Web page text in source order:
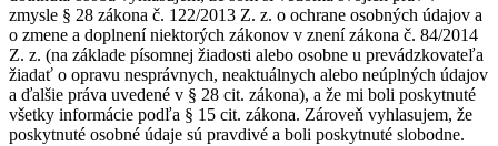
zmysle § 28 zákona č. 122/2013 Z. z. o ochrane osobných údajov a
o zmene a doplnení niektorých zákonov v znení zákona č. 84/2014
Z. z. (na základe písomnej žiadosti alebo osobne u prevádzkovateľa
žiadať o opravu nesprávnych, neaktuálnych alebo neúplných údajov
a ďalšie práva uvedené v § 28 cit. zákona), a že mi boli poskytnuté
všetky informácie podľa § 15 cit. zákona. Zároveň vyhlasujem, že
poskytnuté osobné údaje sú pravdivé a boli poskytnuté slobodne.